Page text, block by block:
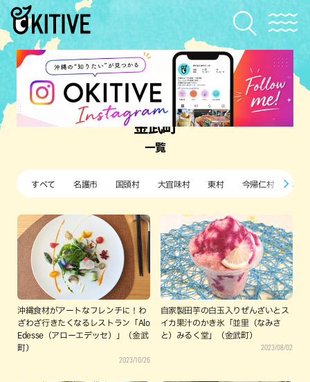
金武町
一覧
すべて 名護市 国頭村 大宜味村 東村 今帰仁村 本部
沖縄食材がアートなフレンチに！わ
ざわざ行きたくなるレストラン「Alo
Edesse（アローエデッセ）」（金武
町）
2023/10/26
自家製田芋の白玉入りぜんざいとス
イカ果汁のかき氷「並里（なみさ
と）みるく堂」（金武町）
2023/08/02